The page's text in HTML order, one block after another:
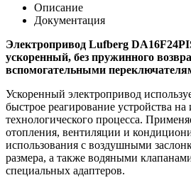
Описание
Документация
Электропривод Lufberg
ускоренный, без пружинного
вспомогательными
Ускоренный электропривод
быстрое реагирование устройства
технологического процесса.
отопления, вентиляции и
использования с воздушными
размера, а также водяными
специальных адаптеров.